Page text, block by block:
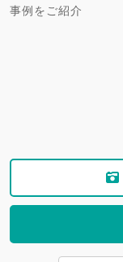
事例をご紹介